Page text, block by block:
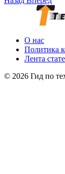
О нас
Политика
Лента
© 2026 Гид по